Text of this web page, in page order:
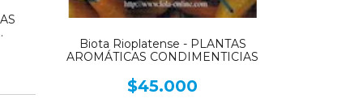
Biota Rioplatense - PLANTAS
AROMÁTICAS CONDIMENTICIAS
$45.000